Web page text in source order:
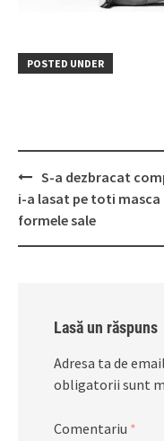
POSTED UNDER
Post
navigation
S-a dezbracat
i-a lasat pe toti masca
formele sale
Lasă un răspuns
Adresa ta de
obligatorii sunt
Comentariu *